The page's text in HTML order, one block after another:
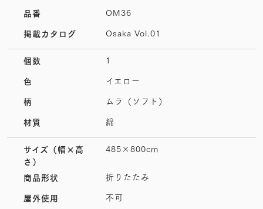
品番 OM36
掲載カタログ Osaka Vol.01
個数 1
色 イエロー
柄 ムラ（ソフト）
材質 綿
サイズ （幅×高
さ）
485×800cm
商品形状 折りたたみ
屋外使用 不可